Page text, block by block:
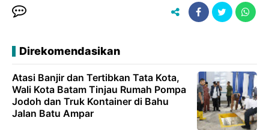
Direkomendasikan
Atasi Banjir dan Tertibkan Tata Kota,
Wali Kota Batam Tinjau Rumah Pompa
Jodoh dan Truk Kontainer di Bahu
Jalan Batu Ampar